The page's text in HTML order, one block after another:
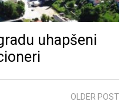
uhapšeni
OLDER POST